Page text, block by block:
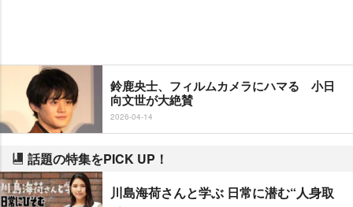
鈴鹿央士、フィルムカメラにハマる 小日
向文世が大絶賛
2026-04-14
話題の特集をPICK UP！
川島海荷さんと学ぶ 日常に潜む“人身取